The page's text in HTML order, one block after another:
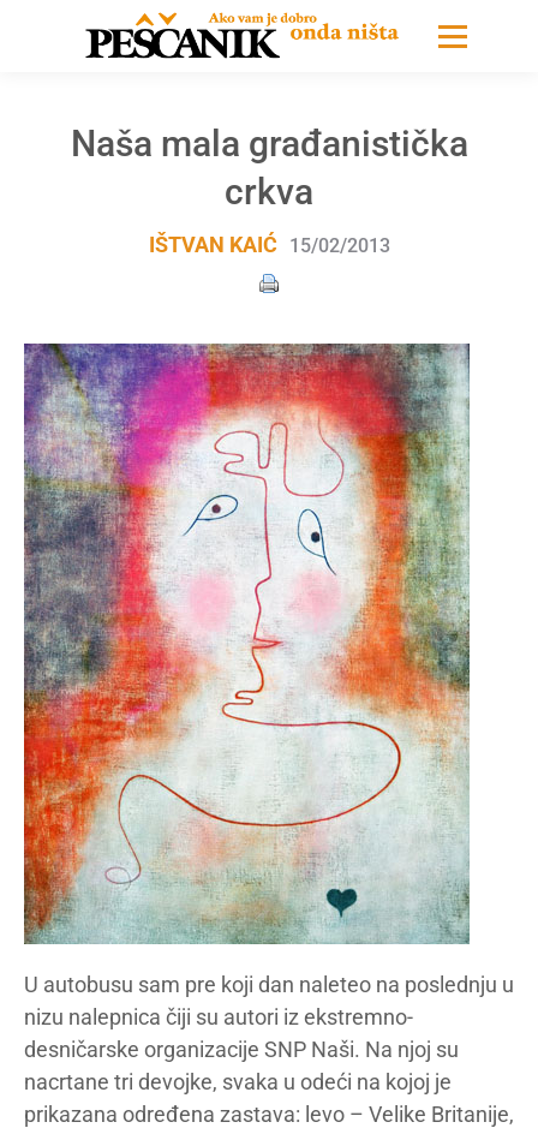
Naša mala građanistička
crkva
IŠTVAN KAIĆ 15/02/2013
U autobusu sam pre koji dan naleteo na poslednju u
nizu nalepnica čiji su autori iz ekstremno-
desničarske organizacije SNP Naši. Na njoj su
nacrtane tri devojke, svaka u odeći na kojoj je
prikazana određena zastava: levo – Velike Britanije,